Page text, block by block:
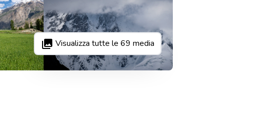
Visualizza tutte le 69 media